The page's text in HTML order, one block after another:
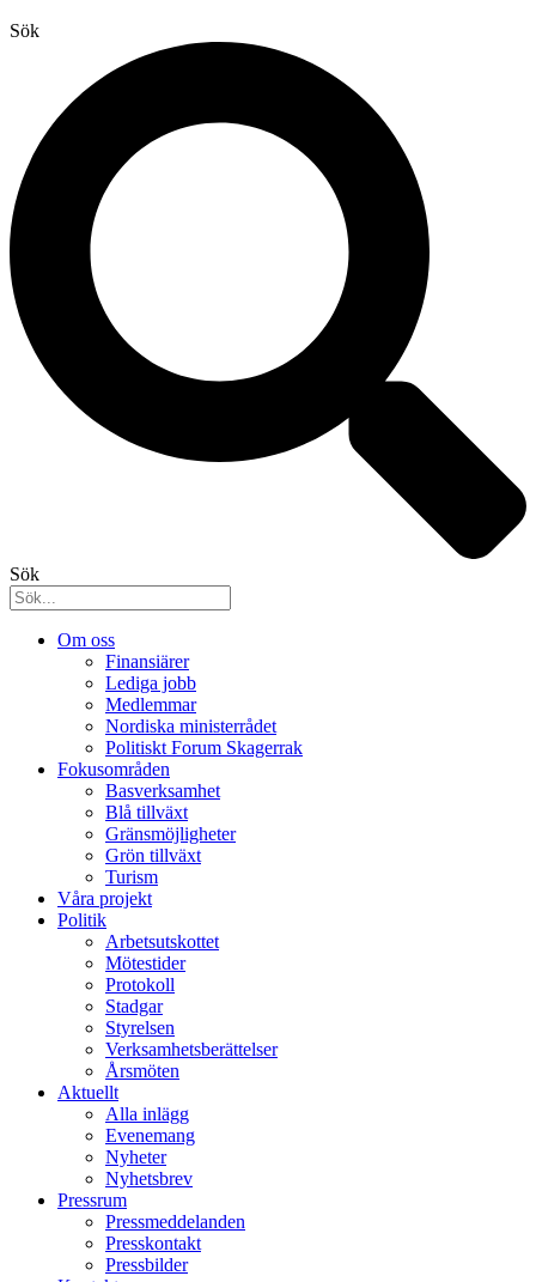
Sök
Sök
Om oss
Finansiärer
Lediga jobb
Medlemmar
Nordiska ministerrådet
Politiskt Forum Skagerrak
Fokusområden
Basverksamhet
Blå tillväxt
Gränsmöjligheter
Grön tillväxt
Turism
Våra projekt
Politik
Arbetsutskottet
Mötestider
Protokoll
Stadgar
Styrelsen
Verksamhetsberättelser
Årsmöten
Aktuellt
Alla inlägg
Evenemang
Nyheter
Nyhetsbrev
Pressrum
Pressmeddelanden
Presskontakt
Pressbilder